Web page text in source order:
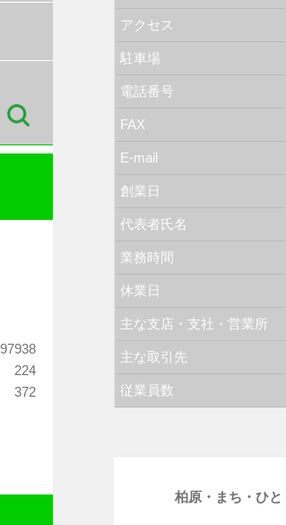
224
372
アクセス
駐車場
電話番号
FAX
E-mail
創業日
代表者氏名
業務時間
休業日
主な支店・支社・営業所
主な取引先
従業員数
柏原・まち・ひ